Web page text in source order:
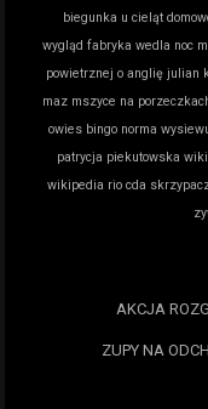
biegunka u cieląt
wygląd fabryka wedla noc
powietrznej o anglię julian
maz mszyce na
owies bingo norma
patrycja piekutowska
wikipedia rio cda
AKCJA
ZUPY NA